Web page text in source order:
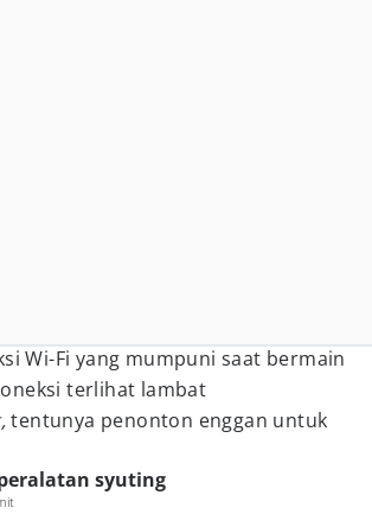
Wi-Fi yang mumpuni saat bermain
terlihat lambat
tentunya penonton enggan untuk
syuting